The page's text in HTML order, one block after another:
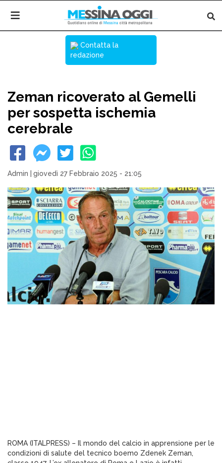
Contatta la
redazione
Zeman ricoverato al Gemelli
per sospetta ischemia
cerebrale
Admin giovedì 27 Febbraio 2025 - 21:05
ROMA (ITALPRESS) – Il mondo del calcio in apprensione per le
condizioni di salute del tecnico boemo Zdenek Zeman,